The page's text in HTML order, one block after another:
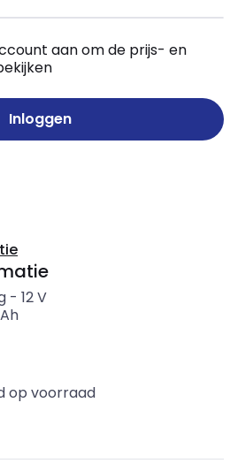
aan om de prijs- en
Inloggen
- 12V
Ah
op voorraad